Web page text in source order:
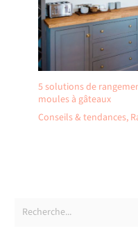
5 solutions de
moules à gâteaux
Conseils & tendances,